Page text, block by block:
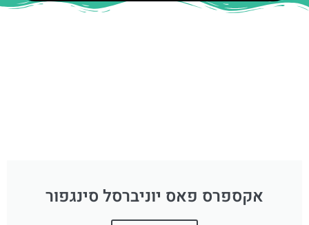
אקספרס פאס יוניברסל סינגפור